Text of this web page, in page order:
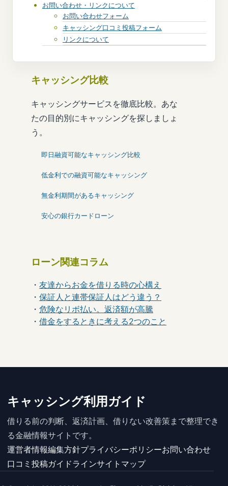
お問い合わせ・リンクについて
お問い合わせフォーム
キャッシング口コミ投稿フォーム
リンクについて
キャッシング比較
キャッシングサービスを徹底比較。あな
たの目的別にキャッシングを探しましょ
う。
即日融資可能なキャッシング比較
低金利での融資可能なキャッシング
無金利期間があるキャッシング
安心の銀行カードローン
ローン関連コラム
・友達からお金を借りる時の心構え
・保証人と連帯保証人はどう違う？
・危険なリボ払い。返済額が高騰
・借金をするときに考える2つのこと
キャッシング利用ガイド
借りる前の判断、返済計画、借りない改善策まで整理でき
る金融情報サイトです。
運営者情報編集方針プライバシーポリシーお問い合わせ
口コミ投稿ガイドラインサイトマップ